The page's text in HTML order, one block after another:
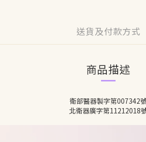
送貨及付款方式
商品描述
衛部醫器製字第007342
北衛器廣字第11212018